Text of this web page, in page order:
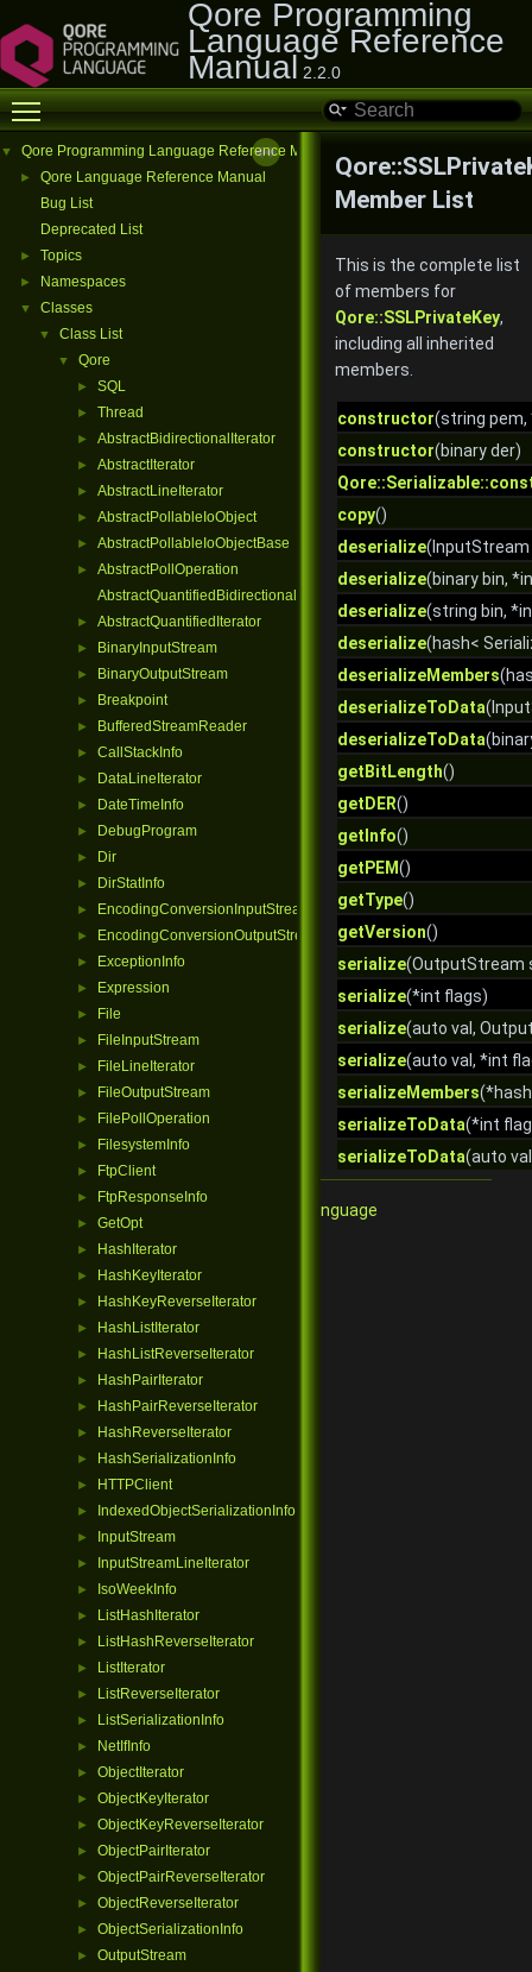
Qore Programming
Language Reference
Manual 2.2.0
Toggle main menu visibility
▼ Qore Programming Language Reference Manual
►
Qore Language Reference Manual
Bug List
Deprecated List
► Topics
► Namespaces
▼ Classes
▼ Class List
▼ Qore
► SQL
► Thread
► AbstractBidirectionalIterator
► AbstractIterator
► AbstractLineIterator
► AbstractPollableIoObject
► AbstractPollableIoObjectBase
►
AbstractPollOperation
AbstractQuantifiedBidirectionalIterator
► AbstractQuantifiedIterator
► BinaryInputStream
► BinaryOutputStream
► Breakpoint
► BufferedStreamReader
► CallStackInfo
► DataLineIterator
► DateTimeInfo
► DebugProgram
► Dir
► DirStatInfo
► EncodingConversionInputStream
► EncodingConversionOutputStream
► ExceptionInfo
► Expression
► File
► FileInputStream
► FileLineIterator
► FileOutputStream
► FilePollOperation
► FilesystemInfo
► FtpClient
► FtpResponseInfo
► GetOpt
► HashIterator
► HashKeyIterator
► HashKeyReverseIterator
► HashListIterator
► HashListReverseIterator
► HashPairIterator
► HashPairReverseIterator
► HashReverseIterator
► HashSerializationInfo
► HTTPClient
► IndexedObjectSerializationInfo
► InputStream
► InputStreamLineIterator
► IsoWeekInfo
► ListHashIterator
► ListHashReverseIterator
► ListIterator
► ListReverseIterator
► ListSerializationInfo
► NetIfInfo
► ObjectIterator
► ObjectKeyIterator
► ObjectKeyReverseIterator
► ObjectPairIterator
► ObjectPairReverseIterator
► ObjectReverseIterator
► ObjectSerializationInfo
► OutputStream
Member List
This is the complete list
of members for
Qore::SSLPrivateKey,
including all inherited
members.
constructor(string
constructor(binary der)
copy()
deserialize
deserialize(binary bin,
deserialize(string bin,
deserialize(hash<
deserializeMembers
deserializeToData
deserializeToData
getBitLength()
getDER()
getInfo()
getPEM()
getType()
getVersion()
serialize(OutputStream
serialize(*int flags)
serialize(auto val,
serialize(auto val, *int
serializeMembers
serializeToData(*int
serializeToData(auto
Qore Programming Language